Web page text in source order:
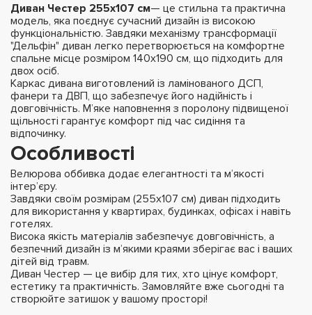
Диван Честер 255х107 см— це стильна та практична
модель, яка поєднує сучасний дизайн із високою
функціональністю. Завдяки механізму трансформації
"Дельфін" диван легко перетворюється на комфортне
спальне місце розміром 140x190 см, що підходить для
двох осіб.
Каркас дивана виготовлений із ламінованого ДСП,
фанери та ДВП, що забезпечує його надійність і
довговічність. М’яке наповнення з поролону підвищеної
щільності гарантує комфорт під час сидіння та
відпочинку.
Особливості
Велюрова оббивка додає елегантності та м’якості
інтер’єру.
Завдяки своїм розмірам (255х107 см) диван підходить
для використання у квартирах, будинках, офісах і навіть
готелях.
Висока якість матеріалів забезпечує довговічність, а
безпечний дизайн із м’якими краями зберігає вас і ваших
дітей від травм.
Диван Честер — це вибір для тих, хто цінує комфорт,
естетику та практичність. Замовляйте вже сьогодні та
створюйте затишок у вашому просторі!